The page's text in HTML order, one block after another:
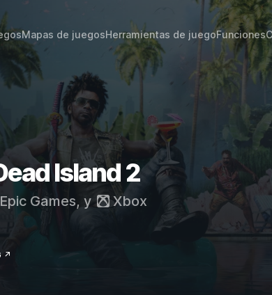
Mapas de juegosHerramientas de juegoFunciones
Island 2
Epic Games, y Xbox
↗